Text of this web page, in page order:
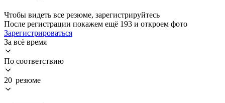
Чтобы видеть все резюме, зарегистрируйтесь
После регистрации покажем ещё 193 и откроем фото
Зарегистрироваться
За всё время
По соответствию
20 резюме